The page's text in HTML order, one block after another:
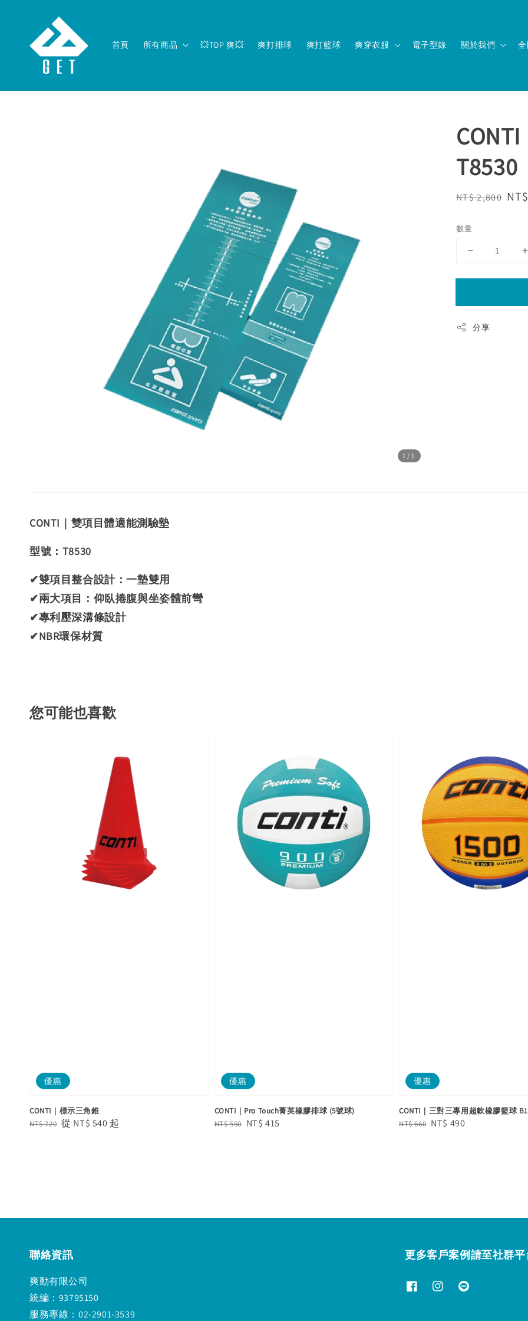
首頁 所有商品 💥TOP 爽💥 爽打排球 爽打籃球 爽穿衣服 電子型錄 關於我們
1 /1
T8530
Regular
NT$ 2,800 Sale
數量
分享
CONTI｜雙項目體適能測驗墊
型號：T8530
✔雙項目整合設計：一墊雙用
✔兩大項目：仰臥捲腹與坐姿體前彎
✔專利壓深溝條設計
✔NBR環保材質
您可能也喜歡
優惠
CONTI｜標示三角錐
Regular
NT$ 720 Sale
從 NT$ 540 起
優惠
CONTI｜Pro Touch菁英橡膠排球 (5號球)
Regular
NT$ 550 Sale
NT$ 415
優惠
CONTI｜三對三專用超軟橡膠籃球
Regular
NT$ 660 Sale
NT$ 490
聯絡資訊
爽動有限公司
統編：93795150
服務專線：02-2901-3539
更多客戶案例請至社群平